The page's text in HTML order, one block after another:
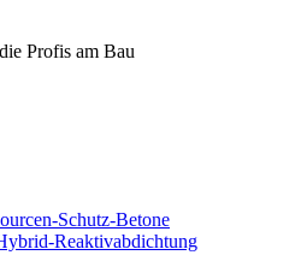
Profis am Bau
Schutz-Betone
Reaktivab­dichtung